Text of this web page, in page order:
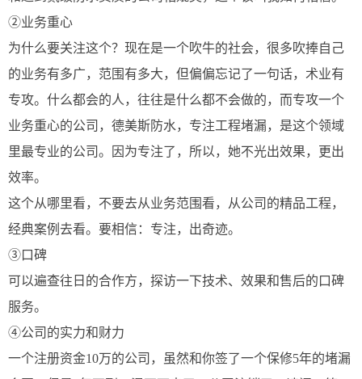
②业务重心
为什么要关注这个？现在是一个吹牛的社会，很多吹捧自己
的业务有多广，范围有多大，但偏偏忘记了一句话，术业有
专攻。什么都会的人，往往是什么都不会做的，而专攻一个
业务重心的公司，德美斯防水，专注工程堵漏，是这个领域
里最专业的公司。因为专注了，所以，她不光出效果，更出
效率。
这个从哪里看，不要去从业务范围看，从公司的精品工程，
经典案例去看。要相信：专注，出奇迹。
③口碑
可以遍查往日的合作方，探访一下技术、效果和售后的口碑
服务。
④公司的实力和财力
一个注册资金10万的公司，虽然和你签了一个保修5年的堵漏